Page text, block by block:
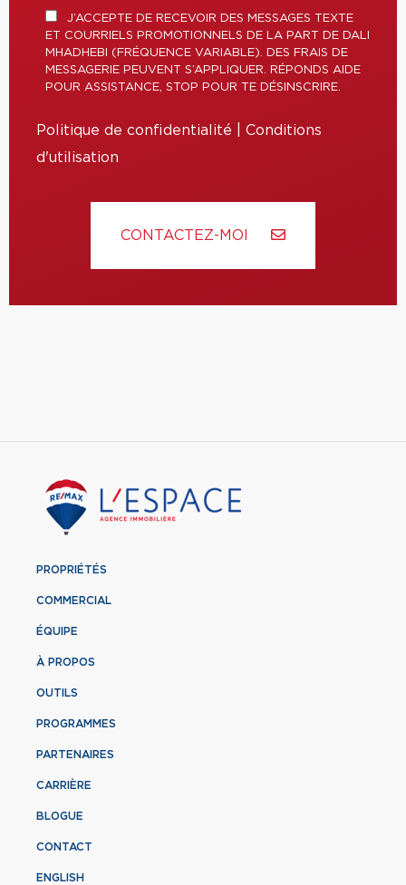
J’ACCEPTE DE RECEVOIR DES MESSAGES TEXTE
ET COURRIELS PROMOTIONNELS DE LA PART DE DALI
MHADHEBI (FRÉQUENCE VARIABLE). DES FRAIS DE
MESSAGERIE PEUVENT S’APPLIQUER. RÉPONDS AIDE
POUR ASSISTANCE, STOP POUR TE DÉSINSCRIRE.
Politique de confidentialité
Conditions
d'utilisation
CONTACTEZ-MOI
PROPRIÉTÉS
COMMERCIAL
ÉQUIPE
À PROPOS
OUTILS
PROGRAMMES
PARTENAIRES
CARRIÈRE
BLOGUE
CONTACT
ENGLISH